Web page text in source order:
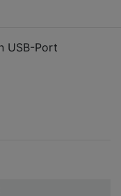
USB-Port